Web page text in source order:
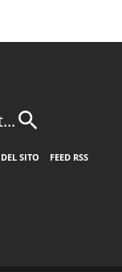
SITO
FEED RSS